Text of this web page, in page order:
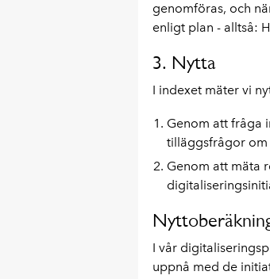
genomföras, och
enligt plan - alltså:
3. Nytta
I indexet mäter vi
Genom att fråga
tilläggsfrågor om
Genom att mäta
I vår
uppnå med de